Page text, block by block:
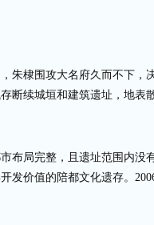
朱棣围攻大名府久而不下，
断续城垣和建筑遗址，地表
布局完整，且遗址范围内没
发价值的陪都文化遗存。